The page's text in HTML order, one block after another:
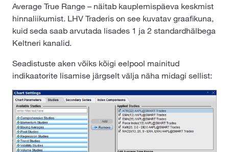
Average True Range – näitab kauplemispäeva keskmist
hinnaliikumist. LHV Traderis on see kuvatav graafikuna,
kuid seda saab arvutada lisades 1 ja 2 standardhälbega
Keltneri kanalid.
Seadistuste aken võiks kõigi eelpool mainitud
indikaatorite lisamise järgselt välja näha midagi sellist: